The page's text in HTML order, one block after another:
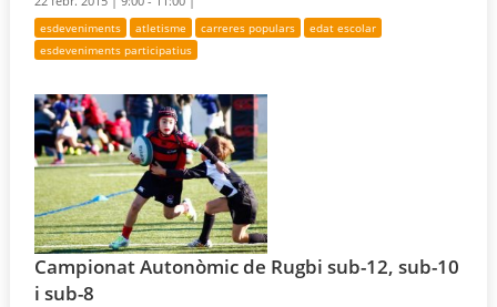
esdeveniments atletisme carreres populars
edat escolar
esdeveniments participatius
Campionat Autonòmic de Rugbi sub-12, sub-10
i sub-8